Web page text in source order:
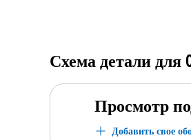
Схема детали для
Просмотр
Добавить свое